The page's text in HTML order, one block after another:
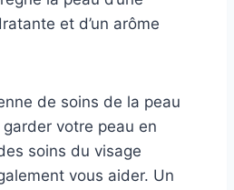
et d’un arôme
de soins de la peau
votre peau en
soins du visage
vous aider. Un